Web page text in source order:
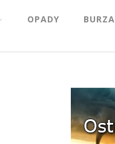
OPADY BURZA